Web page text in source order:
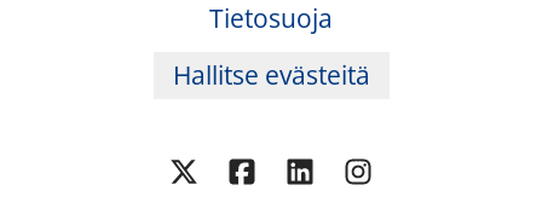
Tietosuoja
Hallitse evästeitä